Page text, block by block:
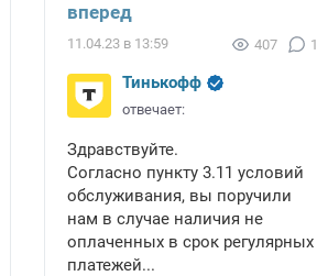
вперед
11.04.23 в 13:59 407 1
Тинькофф
отвечает:
Здравствуйте.
Согласно пункту 3.11 условий
обслуживания, вы поручили
нам в случае наличия не
оплаченных в срок регулярных
платежей...